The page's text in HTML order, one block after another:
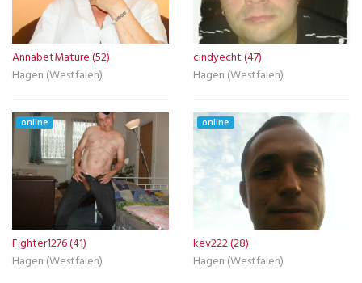
AnnabetMature (52)
Hagen (Westfalen)
cindyecht (47)
Hagen (Westfalen)
online
Fighter1276 (41)
Hagen (Westfalen)
online
kev222 (28)
Hagen (Westfalen)